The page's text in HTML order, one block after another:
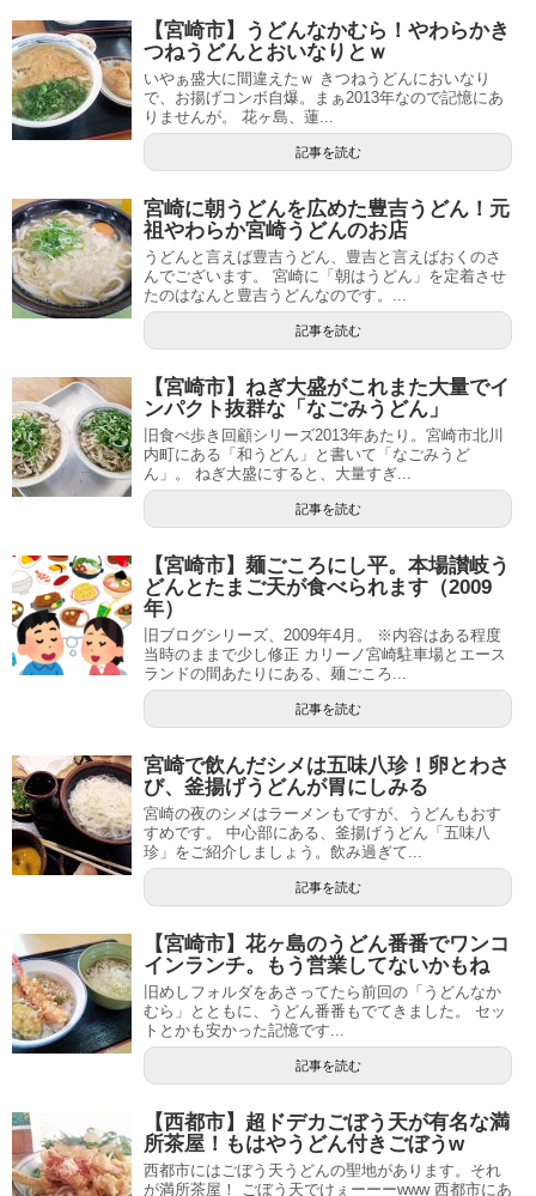
【宮崎市】うどんなかむら！やわらかき
つねうどんとおいなりとｗ
いやぁ盛大に間違えたｗ きつねうどんにおいなり
で、お揚げコンボ自爆。まぁ2013年なので記憶にあ
りませんが。 花ヶ島、蓮...
記事を読む
宮崎に朝うどんを広めた豊吉うどん！元
祖やわらか宮崎うどんのお店
うどんと言えば豊吉うどん、豊吉と言えばおくのさ
んでございます。 宮崎に「朝はうどん」を定着させ
たのはなんと豊吉うどんなのです。...
記事を読む
【宮崎市】ねぎ大盛がこれまた大量でイ
ンパクト抜群な「なごみうどん」
旧食べ歩き回顧シリーズ2013年あたり。宮崎市北川
内町にある「和うどん」と書いて「なごみうど
ん」。 ねぎ大盛にすると、大量すぎ...
記事を読む
【宮崎市】麺ごころにし平。本場讃岐う
どんとたまご天が食べられます（2009
年）
旧ブログシリーズ、2009年4月。 ※内容はある程度
当時のままで少し修正 カリーノ宮崎駐車場とエース
ランドの間あたりにある、麺ごころ...
記事を読む
宮崎で飲んだシメは五味八珍！卵とわさ
び、釜揚げうどんが胃にしみる
宮崎の夜のシメはラーメンもですが、うどんもおす
すめです。 中心部にある、釜揚げうどん「五味八
珍」をご紹介しましょう。飲み過ぎて...
記事を読む
【宮崎市】花ヶ島のうどん番番でワンコ
インランチ。もう営業してないかもね
旧めしフォルダをあさってたら前回の「うどんなか
むら」とともに、うどん番番もでてきました。 セッ
トとかも安かった記憶です...
記事を読む
【西都市】超ドデカごぼう天が有名な満
所茶屋！もはやうどん付きごぼうw
西都市にはごぼう天うどんの聖地があります。それ
が満所茶屋！ ごぼう天でけぇーーーwww 西都市にあ